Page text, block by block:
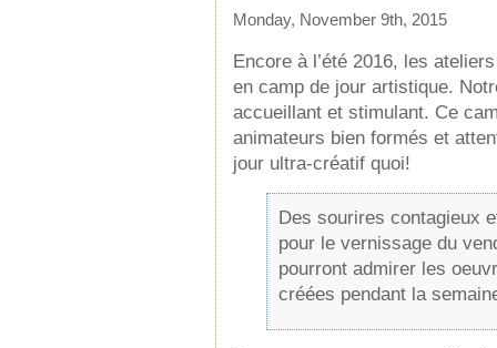
Monday, November 9th, 2015
Encore à l’été 2016, les
en camp de jour artistique.
accueillant et stimulant. Ce
animateurs bien formés et
jour ultra-créatif quoi!
Des sourires contagieux
pour le vernissage du
pourront admirer les
créées pendant la